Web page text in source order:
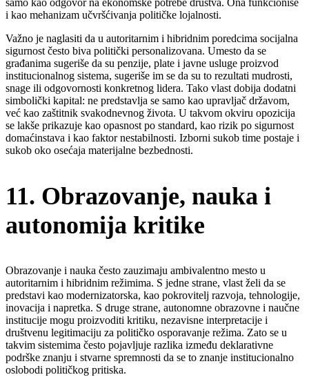
i kao mehanizam učvršćivanja političke lojalnosti.
Važno je naglasiti da u autoritarnim i hibridnim poredcima socijalna
sigurnost često biva politički personalizovana. Umesto da se
građanima sugeriše da su penzije, plate i javne usluge proizvod
institucionalnog sistema, sugeriše im se da su to rezultati mudrosti,
snage ili odgovornosti konkretnog lidera. Tako vlast dobija dodatni
simbolički kapital: ne predstavlja se samo kao upravljač državom,
već kao zaštitnik svakodnevnog života. U takvom okviru opozicija
se lakše prikazuje kao opasnost po standard, kao rizik po sigurnost
domaćinstava i kao faktor nestabilnosti. Izborni sukob time postaje i
sukob oko osećaja materijalne bezbednosti.
11. Obrazovanje, nauka i
autonomija kritike
Obrazovanje i nauka često zauzimaju ambivalentno mesto u
autoritarnim i hibridnim režimima. S jedne strane, vlast želi da se
predstavi kao modernizatorska, kao pokrovitelj razvoja, tehnologije,
inovacija i napretka. S druge strane, autonomne obrazovne i naučne
institucije mogu proizvoditi kritiku, nezavisne interpretacije i
društvenu legitimaciju za političko osporavanje režima. Zato se u
takvim sistemima često pojavljuje razlika između deklarativne
podrške znanju i stvarne spremnosti da se to znanje institucionalno
oslobodi političkog pritiska.